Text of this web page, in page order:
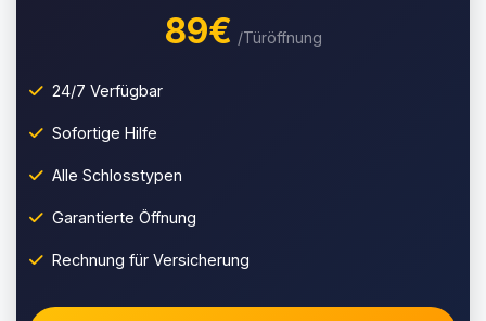
89€ /Türöffnung
24/7 Verfügbar
Sofortige Hilfe
Alle Schlosstypen
Garantierte Öffnung
Rechnung für Versicherung